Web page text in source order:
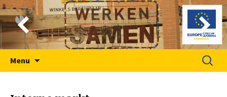
Menu
Zoeken
naar: